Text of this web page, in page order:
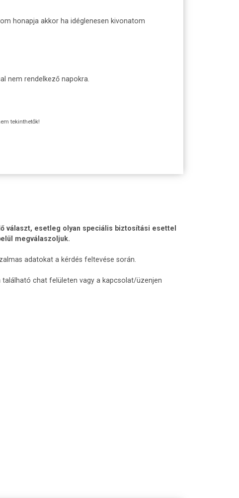
honapja akkor ha idéglenesen kivonatom
nem rendelkező napokra.
tekinthetők!
választ, esetleg olyan speciális biztosítási esettel
megválaszoljuk.
adatokat a kérdés feltevése során.
chat felületen vagy a kapcsolat/üzenjen